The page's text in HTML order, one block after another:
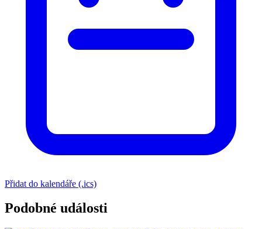
Přidat do kalendáře (.ics)
Podobné události